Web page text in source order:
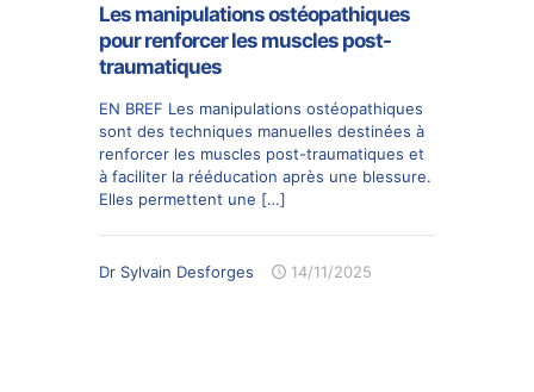
Les manipulations ostéopathiques
pour renforcer les muscles post-
traumatiques
EN BREF Les manipulations ostéopathiques
sont des techniques manuelles destinées à
renforcer les muscles post-traumatiques et
à faciliter la rééducation après une blessure.
Elles permettent une […]
Dr Sylvain Desforges 14/11/2025